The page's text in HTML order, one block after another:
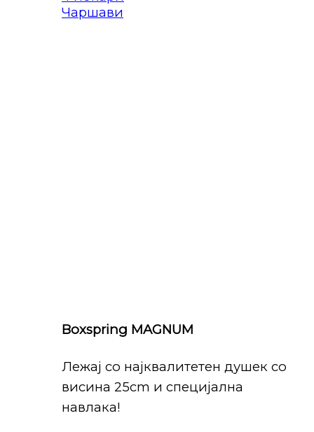
Чаршави
Boxspring MAGNUM
Лежај со најквалитетен душек со
висина 25cm и специјална
навлака!